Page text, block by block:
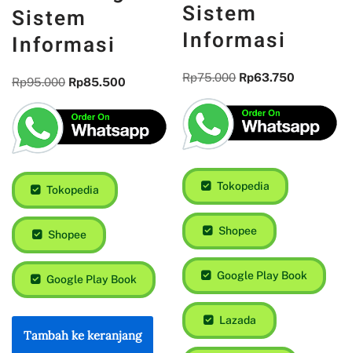
Sistem
Informasi
Rp95.000 Rp85.500
Tokopedia
Shopee
Google Play Book
Tambah ke keranjang
Sistem
Informasi
Rp75.000 Rp63.750
Tokopedia
Shopee
Google Play Book
Lazada